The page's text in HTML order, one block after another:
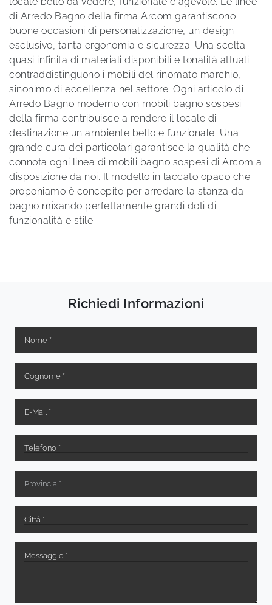
di Arredo Bagno della firma Arcom garantiscono
buone occasioni di personalizzazione, un design
esclusivo, tanta ergonomia e sicurezza. Una scelta
quasi infinita di materiali disponibili e tonalità attuali
contraddistinguono i mobili del rinomato marchio,
sinonimo di eccellenza nel settore. Ogni articolo di
Arredo Bagno moderno con mobili bagno sospesi
della firma contribuisce a rendere il locale di
destinazione un ambiente bello e funzionale. Una
grande cura dei particolari garantisce la qualità che
connota ogni linea di mobili bagno sospesi di Arcom a
disposizione da noi. Il modello in laccato opaco che
proponiamo è concepito per arredare la stanza da
bagno mixando perfettamente grandi doti di
funzionalità e stile.
Richiedi Informazioni